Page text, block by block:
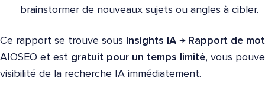
brainstormer de nouveaux sujets ou angles à cibler.
Ce rapport se trouve sous
Insights IA → Rapport de
AIOSEO et est gratuit pour un temps limité, vous
visibilité de la recherche IA immédiatement.